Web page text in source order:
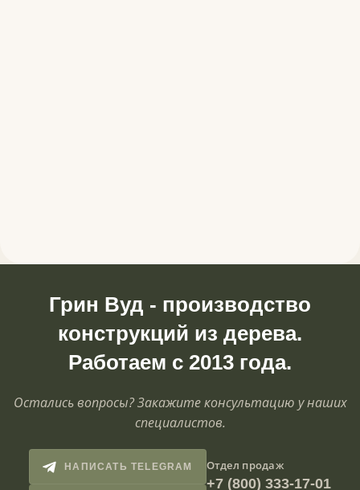
Грин Вуд - производство
конструкций из дерева.
Работаем с 2013 года.
Остались вопросы? Закажите консультацию у наших
специалистов.
НАПИСАТЬ TELEGRAM Отдел продаж
+7 (800) 333-17-01